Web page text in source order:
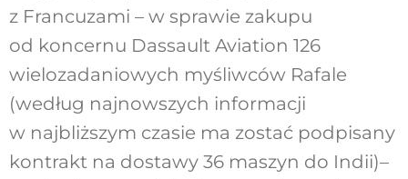
z Francuzami – w sprawie zakupu
od koncernu Dassault Aviation 126
wielozadaniowych myśliwców Rafale
(według najnowszych informacji
w najbliższym czasie ma zostać podpisany
kontrakt na dostawy 36 maszyn do Indii)–